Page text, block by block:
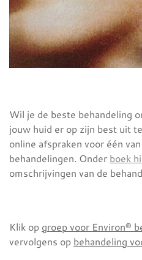
Wil je de beste behandeling
jouw huid er op zijn best uit
online afspraken voor één
behandelingen. Onder boek
omschrijvingen van de
Klik op groep voor Environ®
vervolgens op behandeling